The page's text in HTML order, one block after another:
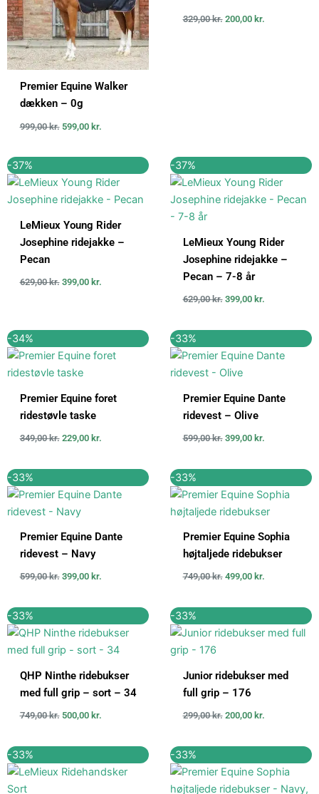
Premier Equine Walker
dækken – 0g
999,00kr. 599,00 kr.
329,00kr. 200,00 kr.
-37%
LeMieux Young Rider
Josephine ridejakke –
Pecan
629,00kr.
oprindelige
pris
var:
399,00 kr.
aktuelle
pris
er:
-37%
LeMieux Young Rider
Josephine ridejakke –
Pecan – 7-8 år
629,00kr.
oprindelige
pris
var:
399,00 kr.
aktuelle
pris
er:
-34%
Premier Equine foret
ridestøvle taske
349,00kr.
oprindelige
pris
var:
229,00 kr.
aktuelle
pris
-33%
Premier Equine Dante
ridevest – Olive
599,00kr.
oprindelige
pris
var:
399,00 kr.
aktuelle
pris
-33%
Premier Equine Dante
ridevest – Navy
599,00kr.
oprindelige
pris
var:
399,00 kr.
aktuelle
pris
-33%
Premier Equine Sophia
højtaljede ridebukser
749,00kr.
oprindelige
pris
var:
499,00 kr.
aktuelle
pris
er:
-33%
QHP Ninthe ridebukser
med full grip – sort – 34
749,00kr.
oprindelige
pris
var:
500,00 kr.
aktuelle
pris
er:
-33%
Junior ridebukser med
full grip – 176
299,00kr.
oprindelige
pris
200,00 kr.
aktuelle
pris
-33%
oprindelige
pris
aktuelle
pris
-33%
oprindelige
pris
var:
aktuelle
pris
er: